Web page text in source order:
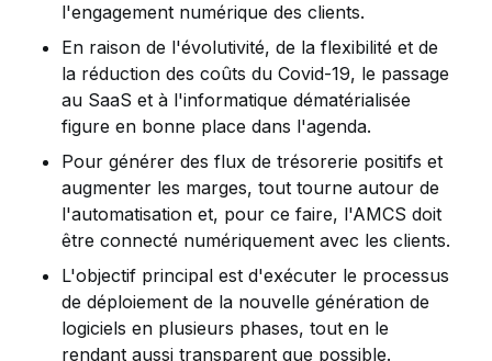
l'engagement numérique des clients.
En raison de l'évolutivité, de la flexibilité et de
la réduction des coûts du Covid-19, le passage
au SaaS et à l'informatique dématérialisée
figure en bonne place dans l'agenda.
Pour générer des flux de trésorerie positifs et
augmenter les marges, tout tourne autour de
l'automatisation et, pour ce faire, l'AMCS doit
être connecté numériquement avec les clients.
L'objectif principal est d'exécuter le processus
de déploiement de la nouvelle génération de
logiciels en plusieurs phases, tout en le
rendant aussi transparent que possible.